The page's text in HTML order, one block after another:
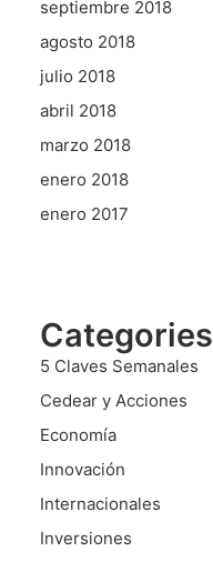
septiembre 2018
agosto 2018
julio 2018
abril 2018
marzo 2018
enero 2018
enero 2017
Categories
5 Claves Semanales
Cedear y Acciones
Economía
Innovación
Internacionales
Inversiones